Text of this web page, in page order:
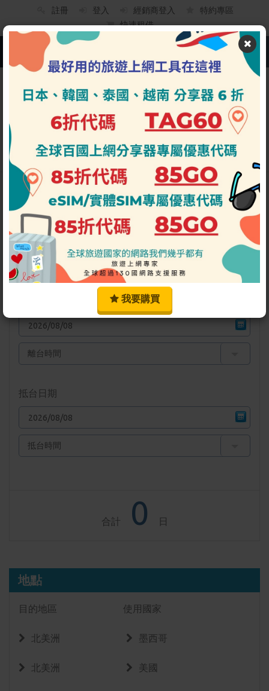
註冊 登入 經銷商登入
特約專區
快速租借
PLACING ORDERS
Home/選擇方案
租借資料
時間
抵台日期
合計 0 日
地點
目的地區 使用國家
北美洲 墨西哥
北美洲 美國
我要購買